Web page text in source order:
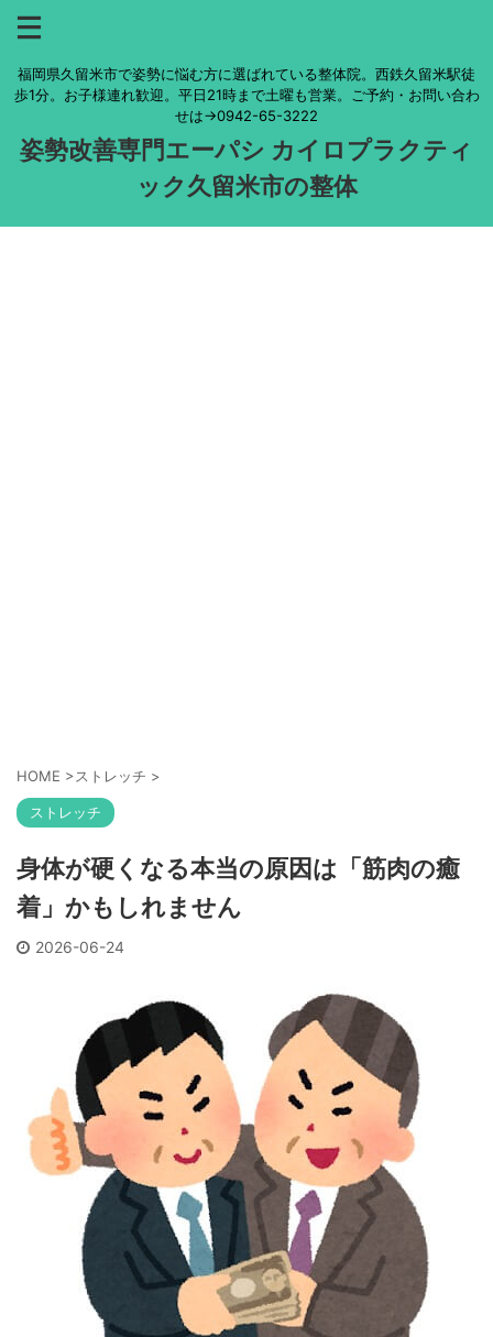
福岡県久留米市で姿勢に悩む方に選ばれている整体院。西鉄久留米駅徒
歩1分。お子様連れ歓迎。平日21時まで土曜も営業。ご予約・お問い合わ
せは→0942-65-3222
姿勢改善専門エーパシ カイロプラクティ
ック久留米市の整体
HOME >ストレッチ >
ストレッチ
身体が硬くなる本当の原因は「筋肉の癒
着」かもしれません
2026-06-24